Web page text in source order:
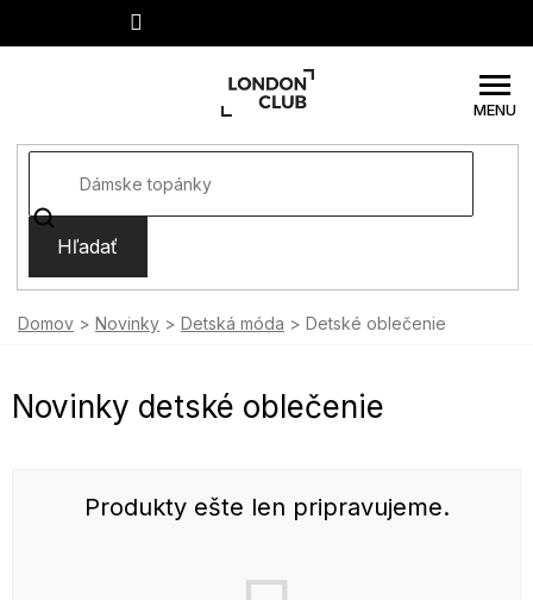
Hľadať
Domov Novinky Detská móda Detské oblečenie
Novinky detské oblečenie
Produkty ešte len pripravujeme.